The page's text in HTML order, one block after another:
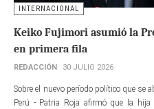
INTERNACIONAL
Keiko Fujimori asumió la
en primera fila
REDACCIÓN 30 JULIO 2026
Sobre el nuevo período político que se
Perú - Patria Roja afirmó que la hija